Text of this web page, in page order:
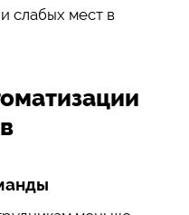
слабых мест в